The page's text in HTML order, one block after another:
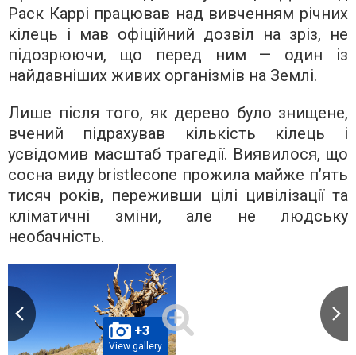
Раск Каррі працював над вивченням річних
кілець і мав офіційний дозвіл на зріз, не
підозрюючи, що перед ним — один із
найдавніших живих організмів на Землі.
Лише після того, як дерево було знищене,
вчений підрахував кількість кілець і
усвідомив масштаб трагедії. Виявилося, що
сосна виду bristlecone прожила майже п’ять
тисяч років, переживши цілі цивілізації та
кліматичні зміни, але не людську
необачність.
+3
View gallery